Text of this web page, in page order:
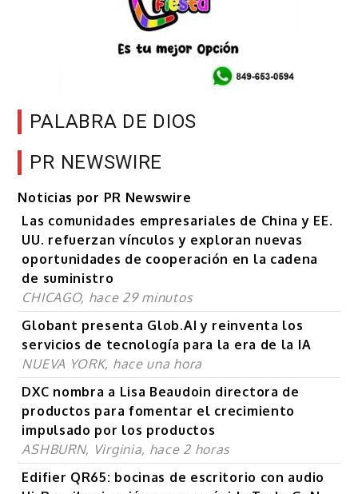
PALABRA DE DIOS
PR NEWSWIRE
Noticias por PR Newswire
Las comunidades empresariales de China y EE.
UU. refuerzan vínculos y exploran nuevas
oportunidades de cooperación en la cadena
de suministro
CHICAGO, hace 29 minutos
Globant presenta Glob.AI y reinventa los
servicios de tecnología para la era de la IA
NUEVA YORK, hace una hora
DXC nombra a Lisa Beaudoin directora de
productos para fomentar el crecimiento
impulsado por los productos
ASHBURN, Virginia, hace 2 horas
Edifier QR65: bocinas de escritorio con audio